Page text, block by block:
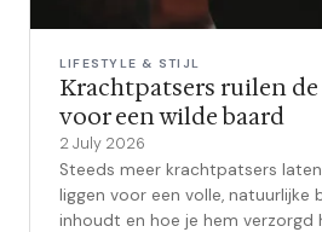
LIFESTYLE & STIJL
Krachtpatsers ruilen
voor een wilde baard
2 July 2026
Steeds meer krachtpatsers
liggen voor een volle, natuurlijke
inhoudt en hoe je hem verzorgd